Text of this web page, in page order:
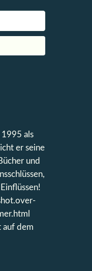
als
er seine
und
auf dem